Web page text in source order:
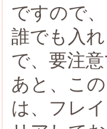
ですので
誰でも入
で、要注
あと、こ
は、フレ